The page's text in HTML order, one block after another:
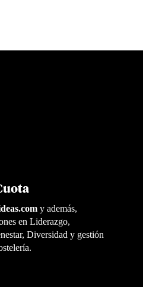
y además,
en Liderazgo,
Diversidad y gestión